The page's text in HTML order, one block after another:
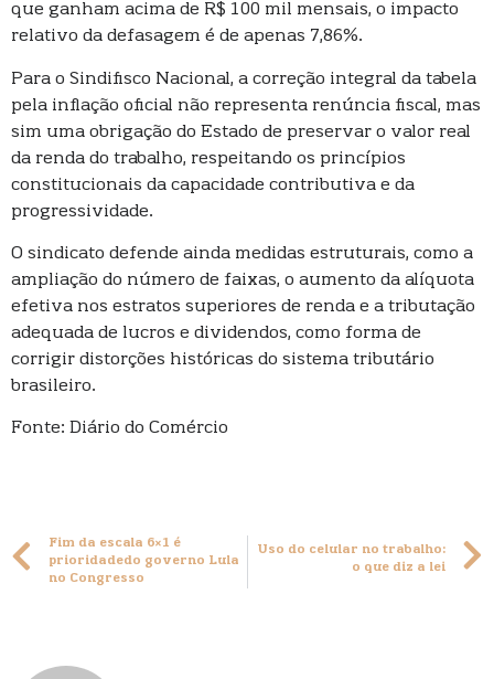
que ganham acima de R$ 100 mil mensais, o impacto
relativo da defasagem é de apenas 7,86%.
Para o Sindifisco Nacional, a correção integral da tabela
pela inflação oficial não representa renúncia fiscal, mas
sim uma obrigação do Estado de preservar o valor real
da renda do trabalho, respeitando os princípios
constitucionais da capacidade contributiva e da
progressividade.
O sindicato defende ainda medidas estruturais, como a
ampliação do número de faixas, o aumento da alíquota
efetiva nos estratos superiores de renda e a tributação
adequada de lucros e dividendos, como forma de
corrigir distorções históricas do sistema tributário
brasileiro.
Fonte: Diário do Comércio
Fim da escala 6×1 é
prioridadedo governo Lula
no Congresso
Uso do celular no trabalho:
o que diz a lei